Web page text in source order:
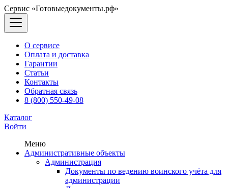
Сервис «Готовыедокументы.рф»
О сервисе
Оплата и доставка
Гарантии
Статьи
Контакты
Обратная связь
8 (800) 550-49-08
Каталог
Войти
Меню
Административные объекты
Администрация
Документы по ведению воинского учёта для
администрации